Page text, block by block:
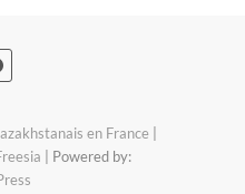
en France
| Powered by: